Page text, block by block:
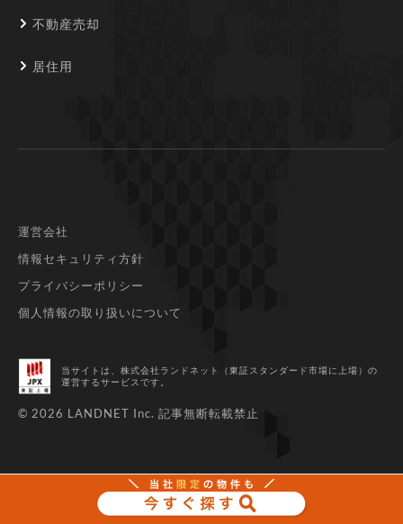
不動産売却
居住用
運営会社
情報セキュリティ方針
プライバシーポリシー
個人情報の取り扱いについて
当サイトは、株式会社ランドネット（東証スタンダード市場に上場） の
運営するサービスです。
© 2026 LANDNET Inc. 記事無断転載禁止